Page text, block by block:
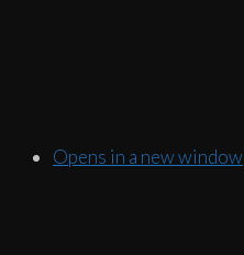
Opens in a new window